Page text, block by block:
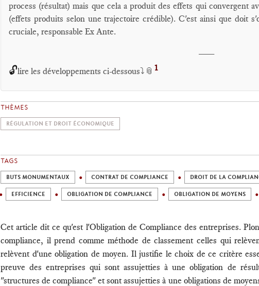
process (résultat) mais que cela a produit des effets qui convergent
(effets produits selon une trajectoire crédible). C'est ainsi que doit
cruciale, responsable Ex Ante.
🔓lire les développements ci-dessous⤵️📎 1
THÈMES
RÉGULATION ET DROIT ÉCONOMIQUE
TAGS
BUTS MONUMENTAUX CONTRAT DE COMPLIANCE DROIT DE LA
EFFICIENCE OBLIGATION DE COMPLIANCE OBLIGATION DE MOYENS
Cet article dit ce qu'est l'Obligation de Compliance des entreprises.
compliance, il prend comme méthode de classement celles qui
relèvent d'une obligation de moyen. Il justifie le choix de ce critère
preuve des entreprises qui sont assujetties à une obligation de
"structures de compliance" et sont assujetties à une obligations de